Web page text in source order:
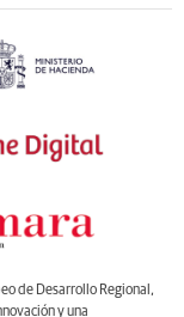
de Desarrollo Regional,
y una